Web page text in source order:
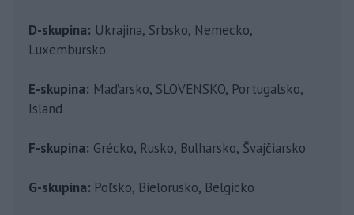
D-skupina: Ukrajina, Srbsko, Nemecko,
Luxembursko
E-skupina: Maďarsko, SLOVENSKO, Portugalsko,
Island
F-skupina: Grécko, Rusko, Bulharsko, Švajčiarsko
G-skupina: Poľsko, Bielorusko, Belgicko